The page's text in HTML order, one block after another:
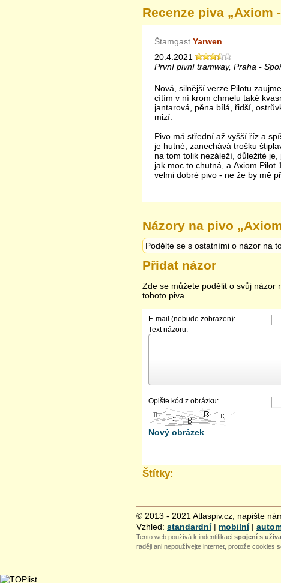
Recenze piva „Axiom
Štamgast Yarwen
20.4.2021
První pivní tramway, Praha -
Nová, silnější verze Pilotu
cítím v ní krom chmelu také
jantarová, pěna bílá, řidší,
mizí.
Pivo má střední až vyšší říz a
je hutné, zanechává trošku
na tom tolik nezáleží, důležité je,
jak moc to chutná, a Axiom Pilot
velmi dobré pivo - ne že by mě
Názory na pivo „
Podělte se s ostatními o názor na
Přidat názor
Zde se můžete podělit o svůj názor
tohoto piva.
E-mail (nebude zobrazen):
Text názoru:
Opište kód z obrázku:
Nový obrázek
Štítky:
© 2013 - 2021 Atlaspiv.cz, napište
Vzhled: standardní| mobilní|
Tento web používá k indentifikaci spojení s
raději ani nepoužívejte internet, protože cookies